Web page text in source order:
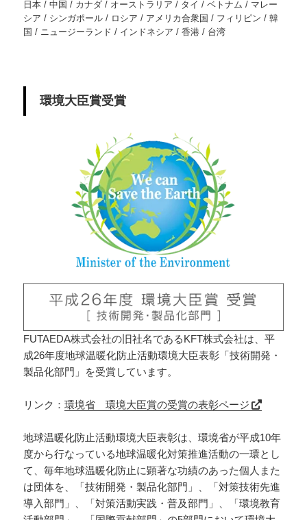
日本 / 中国 / カナダ / オーストラリア / タイ / ベトナム / マレー
シア / シンガポール / ロシア / アメリカ合衆国 / フィリピン / 韓
国 / ニュージーランド / インドネシア / 香港 / 台湾
環境大臣賞受賞
FUTAEDA株式会社の旧社名であるKFT株式会社は、平
成26年度地球温暖化防止活動環境大臣表彰「技術開発・
製品化部門」を受賞しています。
リンク：環境省 環境大臣賞の受賞の表彰ページ
地球温暖化防止活動環境大臣表彰は、環境省が平成10年
度から行なっている地球温暖化対策推進活動の一環とし
て、毎年地球温暖化防止に顕著な功績のあった個人また
は団体を、「技術開発・製品化部門」、「対策技術先進
導入部門」、「対策活動実践・普及部門」、「環境教育